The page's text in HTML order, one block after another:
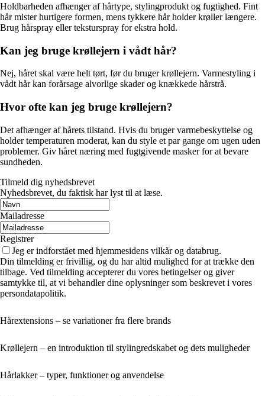
Holdbarheden afhænger af hårtype, stylingprodukt og fugtighed. Fint
hår mister hurtigere formen, mens tykkere hår holder krøller længere.
Brug hårspray eller teksturspray for ekstra hold.
Kan jeg bruge krøllejern i vådt hår?
Nej, håret skal være helt tørt, før du bruger krøllejern. Varmestyling i
vådt hår kan forårsage alvorlige skader og knækkede hårstrå.
Hvor ofte kan jeg bruge krøllejern?
Det afhænger af hårets tilstand. Hvis du bruger varmebeskyttelse og
holder temperaturen moderat, kan du style et par gange om ugen uden
problemer. Giv håret næring med fugtgivende masker for at bevare
sundheden.
Tilmeld dig nyhedsbrevet
Nyhedsbrevet, du faktisk har lyst til at læse.
Mailadresse
Registrer
Jeg er indforstået med hjemmesidens vilkår og databrug.
Din tilmelding er frivillig, og du har altid mulighed for at trække den
tilbage. Ved tilmelding accepterer du vores betingelser og giver
samtykke til, at vi behandler dine oplysninger som beskrevet i vores
persondatapolitik.
Hårextensions – se variationer fra flere brands
Krøllejern – en introduktion til stylingredskabet og dets muligheder
Hårlakker – typer, funktioner og anvendelse